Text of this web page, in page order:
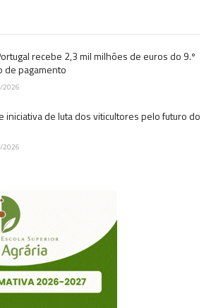
recebe 2,3 mil milhões de euros do 9.º
de pagamento
iniciativa de luta dos viticultores pelo futuro do